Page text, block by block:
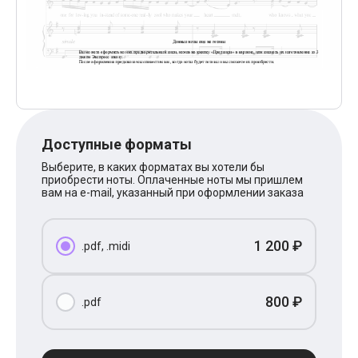
XOLIDAYBOY
Ваня Дмитриенко
Анна Герман
Полина Гагарина
HammAli
Billie Eilish
Макс Корж
Алена Швец
Руки Вверх
Мария Чайковская
Доступные форматы
Выберите, в каких форматах вы хотели бы
приобрести ноты. Оплаченные ноты мы пришлем
вам на e-mail, указанный при оформлении заказа
.pdf, .midi 1 200 ₽
.pdf 800 ₽